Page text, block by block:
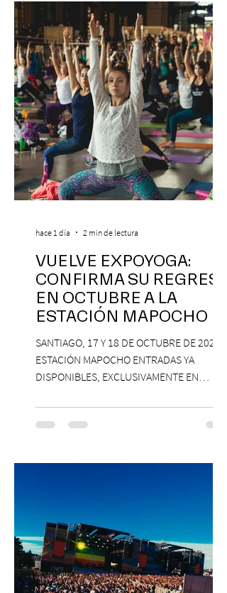
VUELVE EXPOYOGA:
CONFIRMA SU REGRESO
EN OCTUBRE A LA
ESTACIÓN MAPOCHO
SANTIAGO, 17 Y 18 DE OCTUBRE DE 2026,
ESTACIÓN MAPOCHO ENTRADAS YA
DISPONIBLES, EXCLUSIVAMENTE EN
con una edición renovada que reunirá
yoga, bienestar y vida consciente, con la
Antonella Orsini, Yoga Woman y más
Centro Cultural Estación Mapocho, espacio
que albergará durante dos jornadas una
pro
hace 1 día 2 min de lectura